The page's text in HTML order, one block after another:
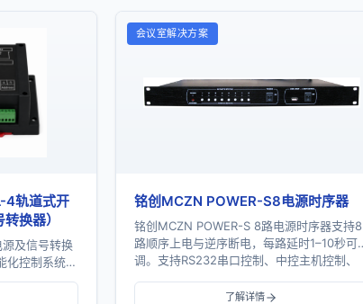
4轨道式开
换器）
及信号转换
化控制系统的
供4路继电器
制、地址...
会议室解决方案
铭创MCZN POWER-S8电源时序器
铭创MCZN POWER-S 8路电源时序器支持8
路顺序上电与逆序断电，每路延时1–10秒可
调。支持RS232串口控制、中控主机控制、
了解详情